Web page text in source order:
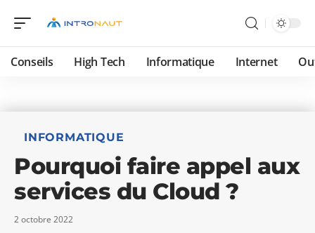
Conseils High Tech Informatique Internet
INFORMATIQUE
Pourquoi faire appel aux
services du Cloud ?
2 octobre 2022